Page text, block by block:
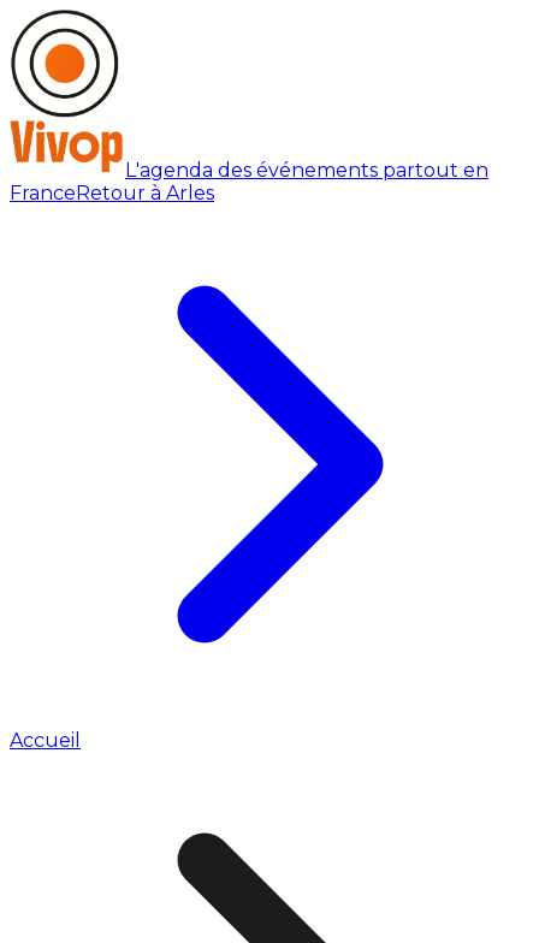
L'agenda des événements partout en
FranceRetour à Arles
Accueil